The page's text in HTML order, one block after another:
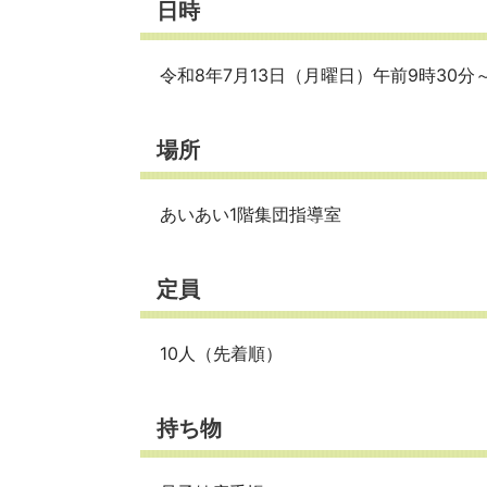
日時
令和8年7月13日（月曜日）午前9時30分
場所
あいあい1階集団指導室
定員
10人（先着順）
持ち物